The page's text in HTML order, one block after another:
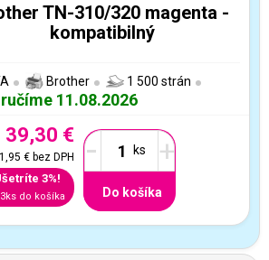
TN-310/320 magenta -
kompatibilný
Brother 1 500 strán
11.08.2026
39,30 €
€bez DPH
3%!
do košíka
- +
Do košíka